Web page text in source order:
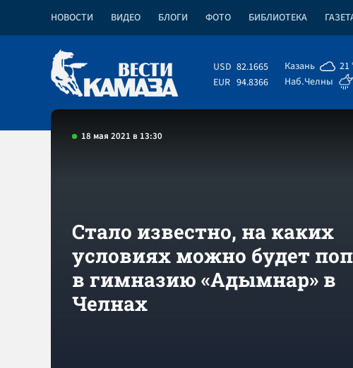
НОВОСТИ ВИДЕО БЛОГИ ФОТО БИБЛИОТЕКА
USD 82.1665
EUR 94.8366
Казань
21
Наб.Челны
18 мая 2021 в 13:30
Стало известно, на каких
условиях можно будет
в гимназию «Адымнар» в
Челнах